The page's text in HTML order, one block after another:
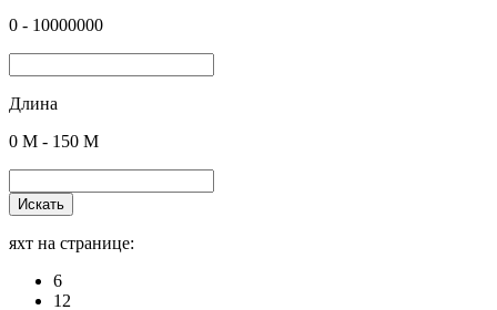
0 - 10000000
Длина
0 M - 150 M
Искать
яхт на странице:
6
12